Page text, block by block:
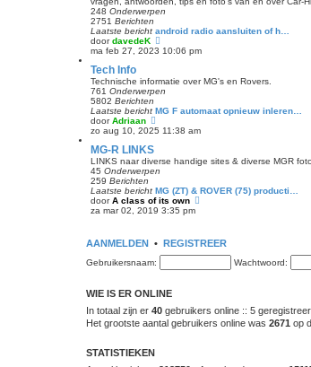
h
s
t
e
b
e
r
h
t
248 Onderwerpen
2751 Berichten
Laatste bericht android radio aansluiten of h…
doordavedeK
e
j
k
a
t
e
r
i
c
ma feb 27, 2023 10:06 pm
Tech Info
Technische informatie over MG's en Rovers.
761 Onderwerpen
5802 Berichten
Laatste bericht MG F automaat opnieuw inleren…
doorAdriaan
e
j
k
a
a
t
e
b
e
r
h
t
zo aug 10, 2025 11:38 am
MG-R LINKS
LINKS naar diverse handige sites & diverse MGR
45 Onderwerpen
259 Berichten
Laatste bericht MG (ZT) & ROVER (75) producti…
doorA class of its own
j
k
l
a
t
b
za mar 02, 2019 3:35 pm
AANMELDEN • REGISTREER
Gebruikersnaam: Wachtwoord:
WIE IS ER ONLINE
In totaal zijn er 40 gebruikers online :: 5
Het grootste aantal gebruikers online was 2671 op
STATISTIEKEN